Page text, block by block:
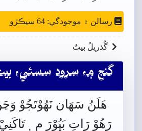
رسالن ۾ موجودگي: 64 سيڪڙو
گُذريلُ بيتُ
گنج ۾، سرود سسئي، بيت
هَلَنُ سَھَان نَھُوْتَجُوْ
رَهُوْ رَاتِ بَڀُوْرَ م﮼